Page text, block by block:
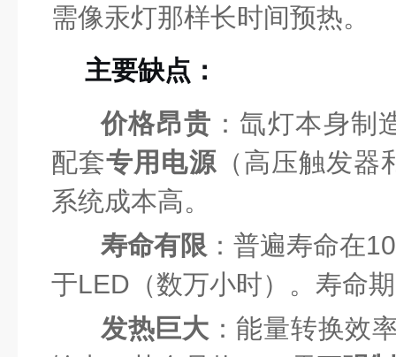
需像汞灯那样长时间预热。
主要缺点：
价格昂贵 ：氙灯本身制
配套专用电源（高压触发器
系统成本高。
寿命有限 ：普遍寿命在
于LED（数万小时）。寿命
发热巨大 ：能量转换效